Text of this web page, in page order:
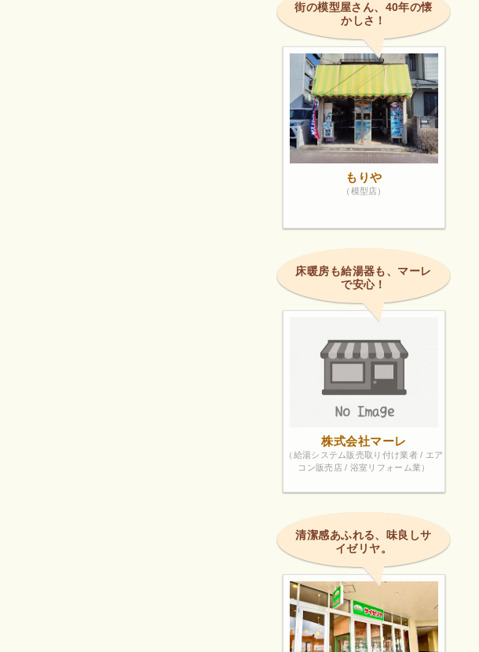
街の模型屋さん、40年の懐
かしさ！
もりや
（模型店）
床暖房も給湯器も、マーレ
で安心！
株式会社マーレ
（給湯システム販売取り付け業者 / エア
コン販売店 / 浴室リフォーム業）
清潔感あふれる、味良しサ
イゼリヤ。